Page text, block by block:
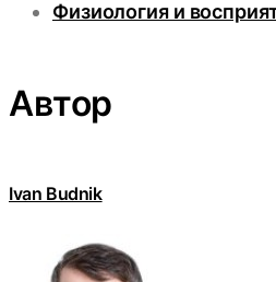
Физиология и
Автор
Ivan Budnik